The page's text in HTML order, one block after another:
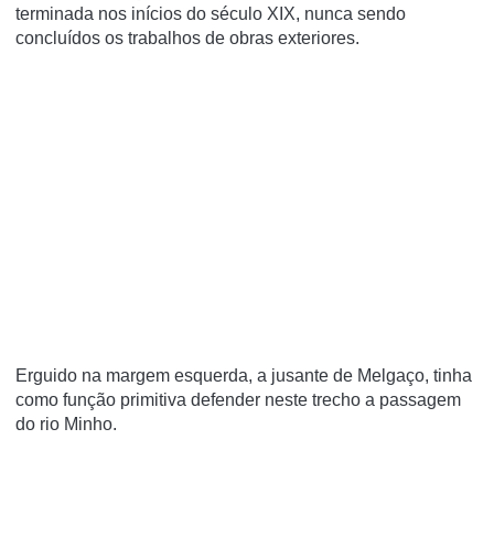
terminada nos inícios do século XIX, nunca sendo
concluídos os trabalhos de obras exteriores.
Erguido na margem esquerda, a jusante de Melgaço, tinha
como função primitiva defender neste trecho a passagem
do rio Minho.